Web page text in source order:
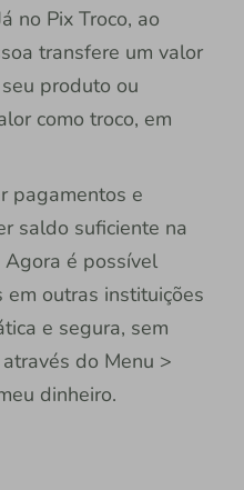
no Pix Troco, ao
transfere um valor
produto ou
como troco, em
pagamentos e
saldo suficiente na
Agora é possível
outras instituições
e segura, sem
do Menu >
dinheiro.